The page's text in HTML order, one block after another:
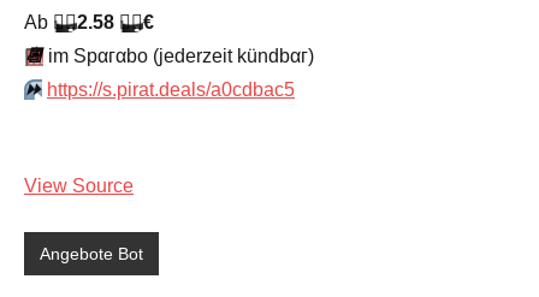
Аb 🏴‍☠️2.58 🏴‍☠️€
📆im Spαгαbο (jеdеrzеit kündbαг)
⏩️ https://s.pirat.deals/a0cdbac5
View Source
Angebote Bot